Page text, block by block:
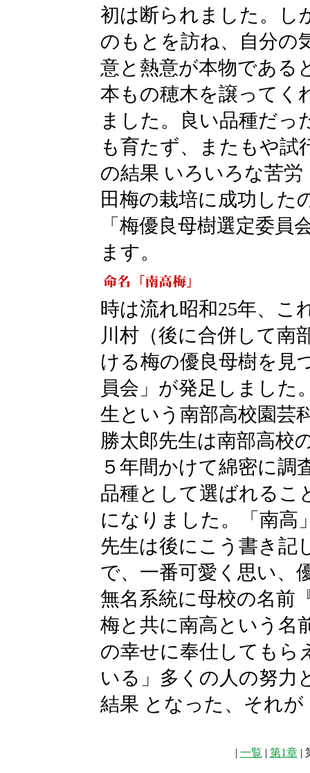
初は断られました。し
のもとを訪ね、自分の
意と熱意が本物である
本もの穂木を譲ってく
ました。良い品種だっ
も育たず、またもや試
の結果 いろいろな苦
田梅の栽培に成功した
「梅優良母樹選定委
ます。
時は流れ昭和25年、こ
川村（後に合併して南
ける梅の優良母樹を見
員会」が発足しました
生という南部高校園芸
勝太郎先生は南部高校
５年間かけて綿密に調
品種として選ばれるこ
になりました。「南高
先生は後にこう書き記
で、一番可愛く思い、
無名系統に母校の名前
梅と共に南高という名
の幸せに奉仕してもら
いる」多くの人の努力
結果 となった、それ
| 一覧 | 第1章|